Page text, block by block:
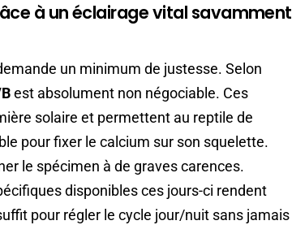
à un éclairage vital savamment
un minimum de justesse. Selon
est absolument non négociable. Ces
solaire et permettent au reptile de
pour fixer le calcium sur son squelette.
le spécimen à de graves carences.
disponibles ces jours-ci rendent
pour régler le cycle jour/nuit sans jamais